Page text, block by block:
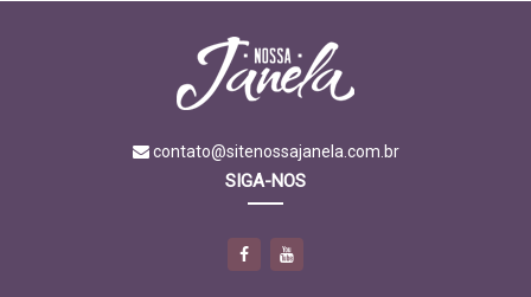
contato@sitenossajanela.com.br
SIGA-NOS